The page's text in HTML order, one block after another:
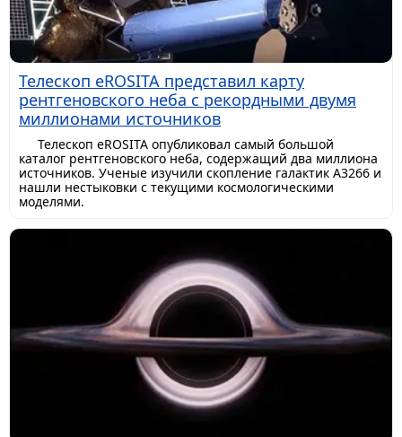
Телескоп eROSITA представил карту
рентгеновского неба с рекордными двумя
миллионами источников
Телескоп eROSITA опубликовал самый большой
каталог рентгеновского неба, содержащий два миллиона
источников. Ученые изучили скопление галактик A3266 и
нашли нестыковки с текущими космологическими
моделями.